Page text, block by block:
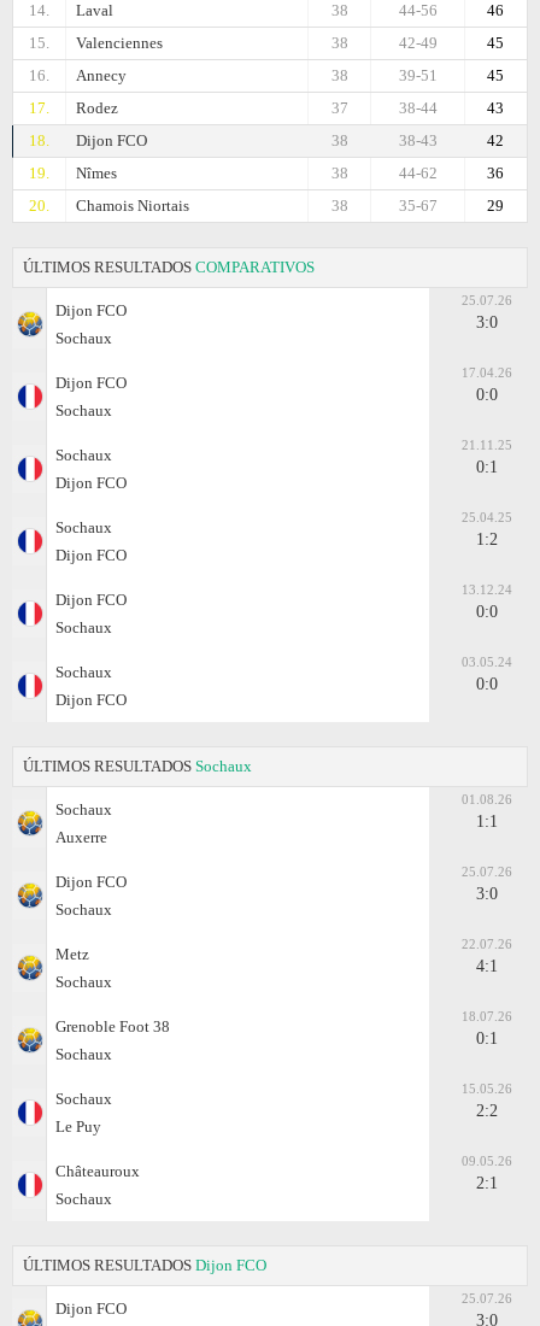
14. Laval 46
44-56
38
15.
Valenciennes 45
42-49
38
16.
Annecy 45
39-51
38
17.
Rodez 43
38-44
37
18.
Dijon FCO 42
38-43
38
19.
Nîmes 36
44-62
38
20.
Chamois Niortais 29
35-67
38
ÚLTIMOS RESULTADOS COMPARATIVOS
Dijon FCO
Sochaux
25.07.26
3:0
Dijon FCO
Sochaux
17.04.26
0:0
Sochaux
Dijon FCO
21.11.25
0:1
Sochaux
Dijon FCO
25.04.25
1:2
Dijon FCO
Sochaux
13.12.24
0:0
Sochaux
Dijon FCO
03.05.24
0:0
ÚLTIMOS RESULTADOS Sochaux
Sochaux
Auxerre
01.08.26
1:1
Dijon FCO
Sochaux
25.07.26
3:0
Metz
Sochaux
22.07.26
4:1
Grenoble Foot 38
Sochaux
18.07.26
0:1
Sochaux
Le Puy
15.05.26
2:2
Châteauroux
Sochaux
09.05.26
2:1
ÚLTIMOS RESULTADOS Dijon FCO
Dijon FCO
25.07.26
3:0